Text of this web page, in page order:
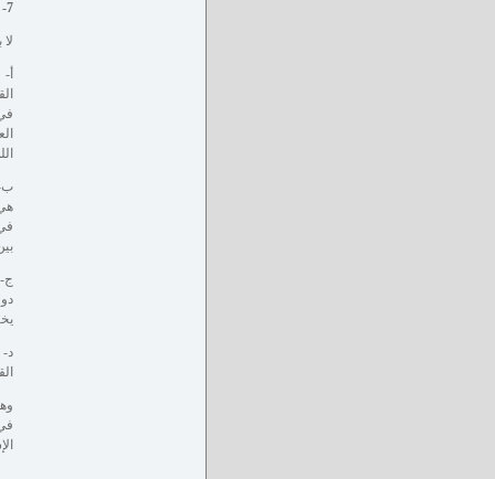
7- القراءة المطلوبة واللازمة لتطور الخطاب الإسلامي:
‌د-